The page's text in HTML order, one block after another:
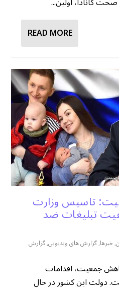
READ MORE
تاسیس وزارت
تبلیغات ضد
,خبرها,گزارش های ویدیویی,گزارش
جمعیت، اقدامات
دولت این کشور در حال